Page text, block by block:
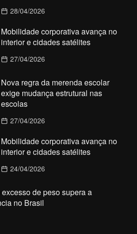
28/04/2026
Mobilidade corporativa avança no
interior e cidades satélites
27/04/2026
Nova regra da merenda escolar
exige mudança estrutural nas
escolas
27/04/2026
Mobilidade corporativa avança no
interior e cidades satélites
24/04/2026
de peso supera a
no Brasil